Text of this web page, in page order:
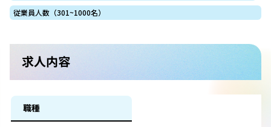
従業員人数（301~1000名）
求人内容
職種